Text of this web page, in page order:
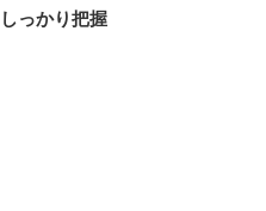
っかり把握